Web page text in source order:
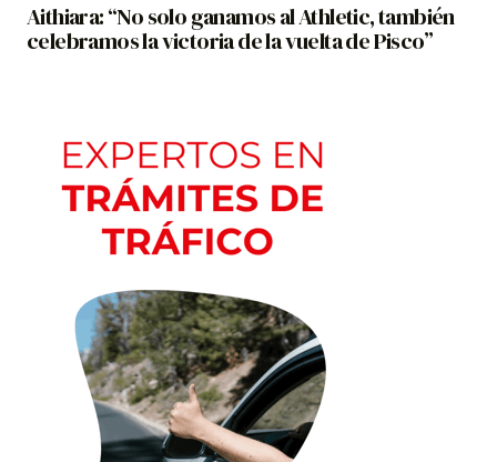
Aithiara: “No solo ganamos al Athletic, también
celebramos la victoria de la vuelta de Pisco”